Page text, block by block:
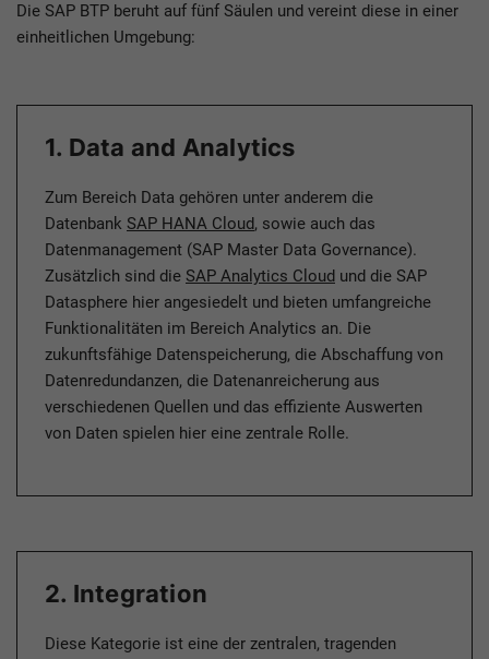
Die SAP BTP beruht auf fünf Säulen und vereint diese in einer
einheitlichen Umgebung:
1. Data and Analytics
Zum Bereich Data gehören unter anderem die
Datenbank SAP HANA Cloud, sowie auch das
Datenmanagement (SAP Master Data Governance).
Zusätzlich sind die SAP Analytics Cloud und die SAP
Datasphere hier angesiedelt und bieten umfangreiche
Funktionalitäten im Bereich Analytics an. Die
zukunftsfähige Datenspeicherung, die Abschaffung von
Datenredundanzen, die Datenanreicherung aus
verschiedenen Quellen und das effiziente Auswerten
von Daten spielen hier eine zentrale Rolle.
2. Integration
Diese Kategorie ist eine der zentralen, tragenden